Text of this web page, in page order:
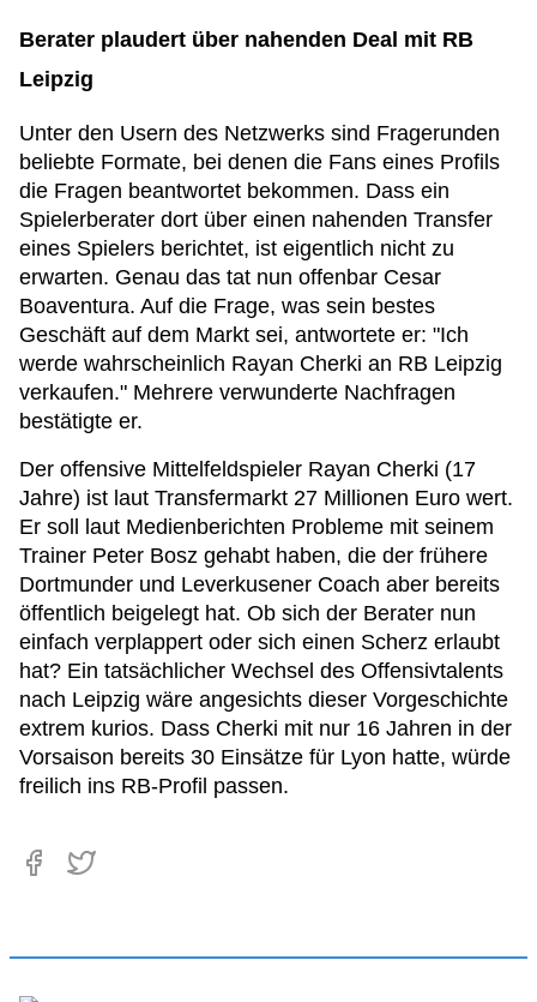
Berater plaudert über nahenden Deal mit RB
Leipzig
Unter den Usern des Netzwerks sind Fragerunden
beliebte Formate, bei denen die Fans eines Profils
die Fragen beantwortet bekommen. Dass ein
Spielerberater dort über einen nahenden Transfer
eines Spielers berichtet, ist eigentlich nicht zu
erwarten. Genau das tat nun offenbar Cesar
Boaventura. Auf die Frage, was sein bestes
Geschäft auf dem Markt sei, antwortete er: "Ich
werde wahrscheinlich Rayan Cherki an RB Leipzig
verkaufen." Mehrere verwunderte Nachfragen
bestätigte er.
Der offensive Mittelfeldspieler Rayan Cherki (17
Jahre) ist laut Transfermarkt 27 Millionen Euro wert.
Er soll laut Medienberichten Probleme mit seinem
Trainer Peter Bosz gehabt haben, die der frühere
Dortmunder und Leverkusener Coach aber bereits
öffentlich beigelegt hat. Ob sich der Berater nun
einfach verplappert oder sich einen Scherz erlaubt
hat? Ein tatsächlicher Wechsel des Offensivtalents
nach Leipzig wäre angesichts dieser Vorgeschichte
extrem kurios. Dass Cherki mit nur 16 Jahren in der
Vorsaison bereits 30 Einsätze für Lyon hatte, würde
freilich ins RB-Profil passen.